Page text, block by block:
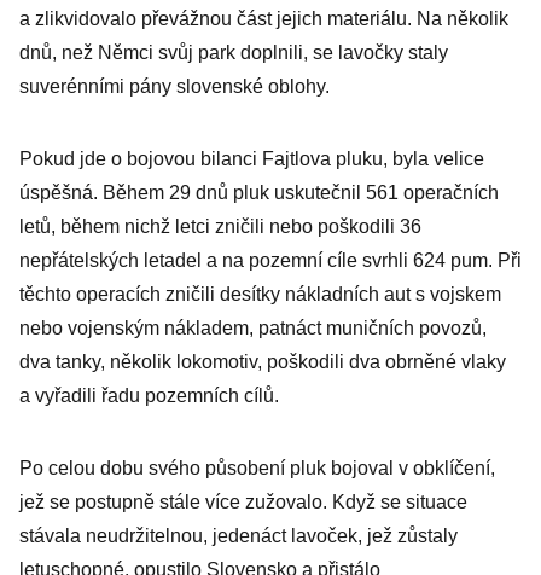
a zlikvidovalo převážnou část jejich materiálu. Na několik
dnů, než Němci svůj park doplnili, se lavočky staly
suverénními pány slovenské oblohy.
Pokud jde o bojovou bilanci Fajtlova pluku, byla velice
úspěšná. Během 29 dnů pluk uskutečnil 561 operačních
letů, během nichž letci zničili nebo poškodili 36
nepřátelských letadel a na pozemní cíle svrhli 624 pum. Při
těchto operacích zničili desítky nákladních aut s vojskem
nebo vojenským nákladem, patnáct muničních povozů,
dva tanky, několik lokomotiv, poškodili dva obrněné vlaky
a vyřadili řadu pozemních cílů.
Po celou dobu svého působení pluk bojoval v obklíčení,
jež se postupně stále více zužovalo. Když se situace
stávala neudržitelnou, jedenáct lavoček, jež zůstaly
letuschopné, opustilo Slovensko a přistálo